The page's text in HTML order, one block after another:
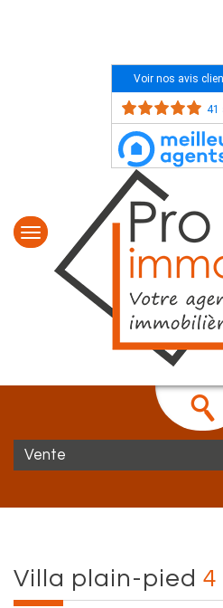
Voir nos avis
41
Vente
villa plain-pied 4